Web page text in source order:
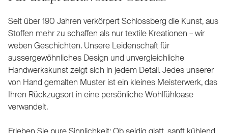
Seit über 190 Jahren verkörpert Schlossberg die Kunst, aus
Stoffen mehr zu schaffen als nur textile Kreationen – wir
weben Geschichten. Unsere Leidenschaft für
aussergewöhnliches Design und unvergleichliche
Handwerkskunst zeigt sich in jedem Detail. Jedes unserer
von Hand gemalten Muster ist ein kleines Meisterwerk, das
Ihren Rückzugsort in eine persönliche Wohlfühloase
verwandelt.